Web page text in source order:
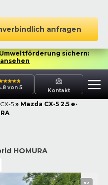
anfragen
sichern:
von 5 Kontakt
CX-5 » Mazda CX-5 2.5 e-
HOMURA